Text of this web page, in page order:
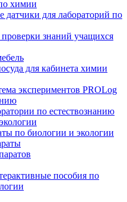
химии
для лабораторий по
знаний учащихся
для кабинета химии
экспериментов PROLog
по естествознанию
по биологии и экологии
пособия по